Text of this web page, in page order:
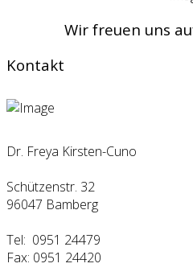
Wir freuen uns
Kontakt
Dr. Freya Kirsten-Cuno
Schützenstr. 32
96047 Bamberg
Tel: 0951 24479
Fax: 0951 24420